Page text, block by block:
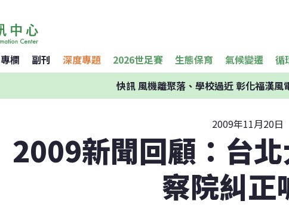
專欄 副刊 深度專題 2026世足賽 生態保育 氣候變遷 循
快訊風機離聚落、學校過近 彰化福漢風
2009年11月20日
2009新聞回顧：台
察院糾正